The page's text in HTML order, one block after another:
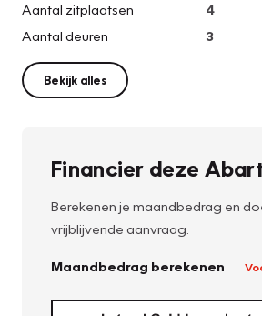
Aantal zitplaatsen
4
Aantal deuren
3
Bekijk alles
Financier deze
Berekenen je maandbedrag en
vrijblijvende aanvraag.
Maandbedrag berekenen